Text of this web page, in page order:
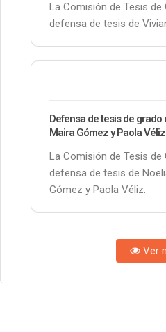
La Comisión de Tesis
defensa de tesis de
Defensa de tesis de grado
Maira Gómez y Paola Véliz
La Comisión de Tesis de
defensa de tesis de
Gómez y Paola Véliz.
Ver